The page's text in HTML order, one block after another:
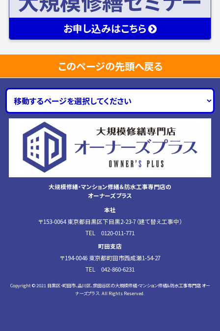
お申し込みはこちら
このページの先頭へ戻る
大規模修繕・マンション修繕＆防水工事専門店の
オーナーズプラス
本社
〒153-0064 東京都目黒区下目黒2-23-7（建て替え工事中）
TEL 0120-011-771
町田支店
〒194-0046 東京都町田市西成瀬1-54-27
TEL 042-860-6231
Copyright © 2021 目黒区・町田市、品川区、世田谷区の大規模修繕・マンション修繕&防水工事専門店 オー
ナーズプラス. All Rights Reserved.